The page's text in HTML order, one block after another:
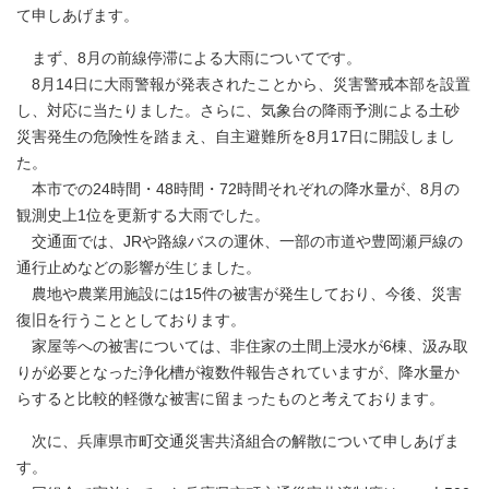
て申しあげます。
まず、8月の前線停滞による大雨についてです。
8月14日に大雨警報が発表されたことから、災害警戒本部を設置
し、対応に当たりました。さらに、気象台の降雨予測による土砂
災害発生の危険性を踏まえ、自主避難所を8月17日に開設しまし
た。
本市での24時間・48時間・72時間それぞれの降水量が、8月の
観測史上1位を更新する大雨でした。
交通面では、JRや路線バスの運休、一部の市道や豊岡瀬戸線の
通行止めなどの影響が生じました。
農地や農業用施設には15件の被害が発生しており、今後、災害
復旧を行うこととしております。
家屋等への被害については、非住家の土間上浸水が6棟、汲み取
りが必要となった浄化槽が複数件報告されていますが、降水量か
らすると比較的軽微な被害に留まったものと考えております。
次に、兵庫県市町交通災害共済組合の解散について申しあげま
す。